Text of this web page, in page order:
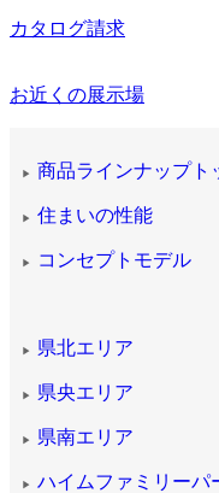
カタログ請求
お近くの展示場
▶ 商品ラインナップト
▶ 住まいの性能
▶ コンセプトモデル
▶ 県北エリア
▶ 県央エリア
▶ 県南エリア
▶ ハイムファミリーパ